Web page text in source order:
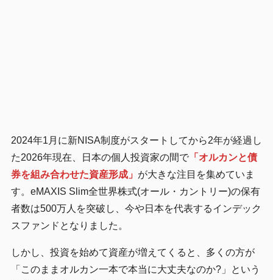
2024年1月に新NISA制度がスタートしてから2年が経過し
た2026年現在、日本の個人投資家の間で「オルカンと債
券を組み合わせた資産形成」 が大きな注目を集めていま
す。eMAXIS Slim全世界株式(オール・カントリー)の保有
者数は500万人を突破し、今や日本を代表するインデック
スファンドとなりました。
しかし、投資を始めて資産が増えてくると、多くの方が
「このままオルカン一本で本当に大丈夫なのか?」という